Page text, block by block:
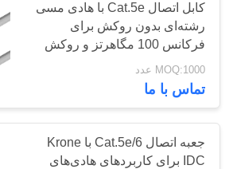
PRIVACY
POLICY
کابل کواکسیال CCTV
132
کابل اتصال Cat.5e با هادی مسی
رشته‌ای بدون روکش برای
فرکانس 100 مگاهرتز و روکش
LSZH
MOQ:1000 عدد
تماس با ما
جعبه اتصال Cat.5e/6 با Krone
IDC برای کاربردهای هادی‌های